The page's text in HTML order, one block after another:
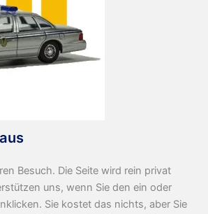
Besuch. Die Seite wird rein privat
uns, wenn Sie den ein oder
Sie kostet das nichts, aber Sie